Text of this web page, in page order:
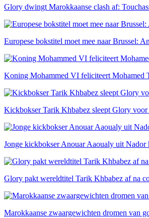
Glory dwingt Marokkaanse clash af:
Europese bokstitel moet mee naar Brussel:
Koning Mohammed VI feliciteert Mohamed
Kickbokser Tarik Khbabez sleept Glory
Jonge kickbokser Anouar Aaoualy uit
Glory pakt wereldtitel Tarik Khbabez af na
Marokkaanse zwaargewichten dromen van